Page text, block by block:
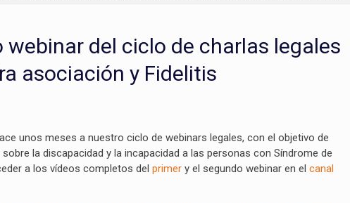
webinar del ciclo de charlas legales
asociación y Fidelitis
unos meses a nuestro ciclo de webinars legales, con el objetivo de
la discapacidad y la incapacidad a las personas con Síndrome de
a los vídeos completos del primer y el segundo webinar en el canal